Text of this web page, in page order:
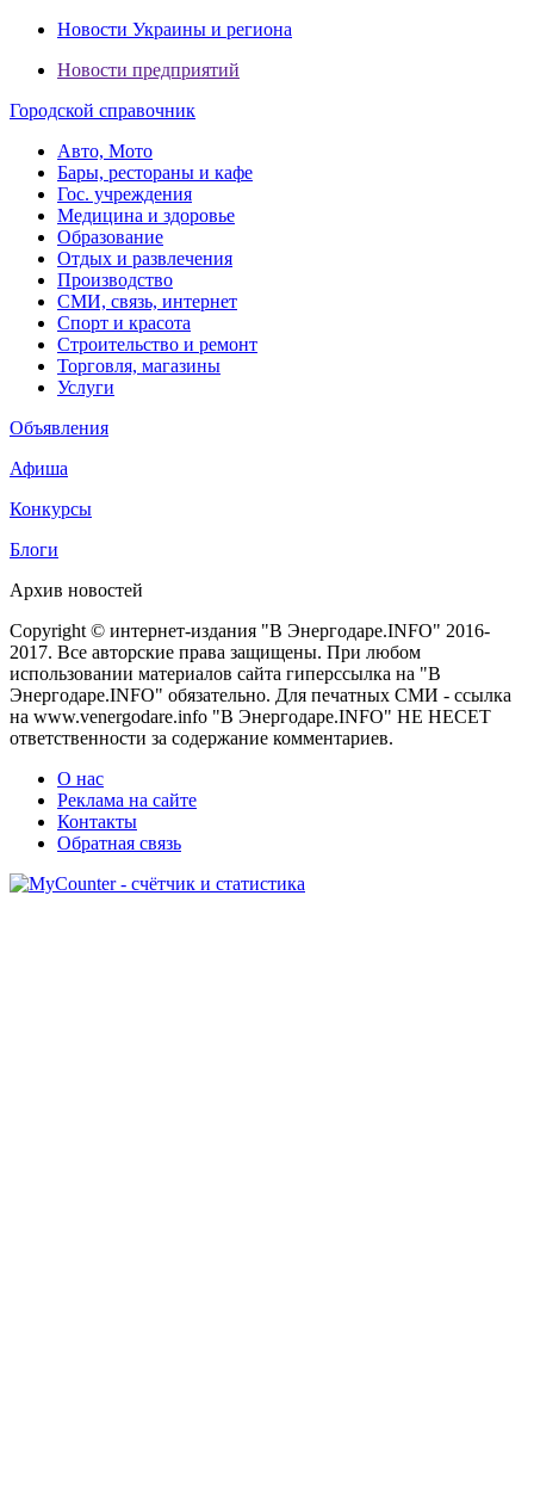
Новости Украины и региона
Новости предприятий
Городской справочник
Авто, Мото
Бары, рестораны и кафе
Гос. учреждения
Медицина и здоровье
Образование
Отдых и развлечения
Производство
СМИ, связь, интернет
Спорт и красота
Строительство и ремонт
Торговля, магазины
Услуги
Объявления
Афиша
Конкурсы
Блоги
Архив новостей
Copyright © интернет-издания "В Энергодаре.INFO" 2016-
2017. Все авторские права защищены. При любом
использовании материалов сайта гиперссылка на "В
Энергодаре.INFO" обязательно. Для печатных СМИ - ссылка
на www.venergodare.info "В Энергодаре.INFO" НЕ НЕСЕТ
ответственности за содержание комментариев.
О нас
Реклама на сайте
Контакты
Обратная связь